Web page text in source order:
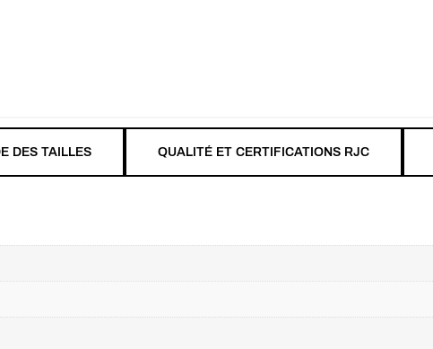
DES TAILLES QUALITÉ ET CERTIFICATIONS RJC